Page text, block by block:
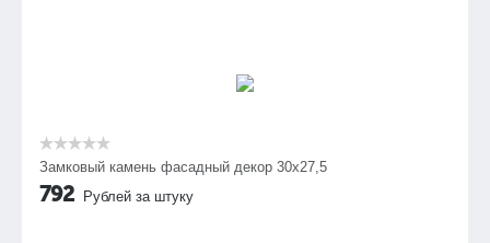
Замковый камень фасадный декор 30х27,5
792 Рублей за штуку